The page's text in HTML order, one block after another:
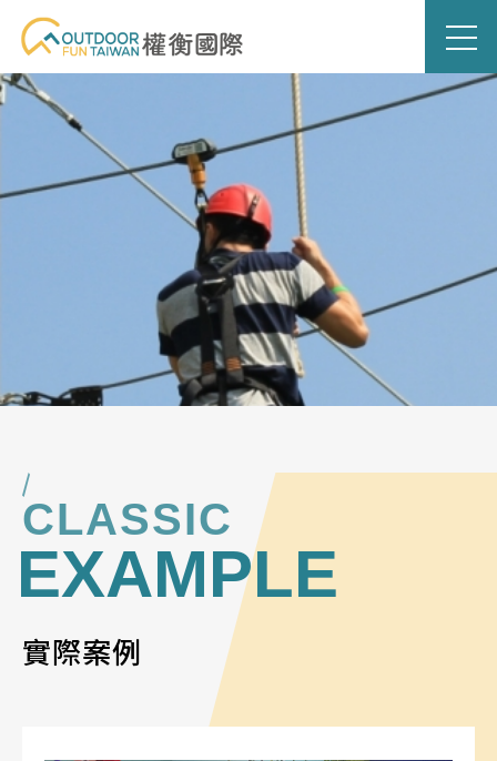
CLASSIC
EXAMPLE
實際案例